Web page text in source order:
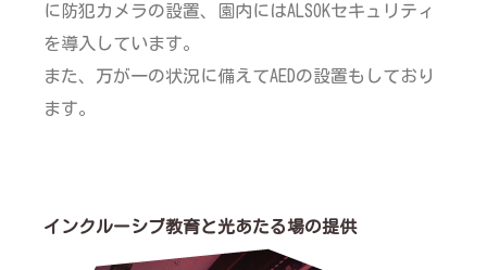
に防犯カメラの設置、園内にはALSOKセキュリティ
を導入しています。
また、万が一の状況に備えてAEDの設置もしており
ます。
インクルーシブ教育と光あたる場の提供